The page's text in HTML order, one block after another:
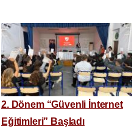
2. Dönem “Güvenli İnternet
Eğitimleri” Başladı